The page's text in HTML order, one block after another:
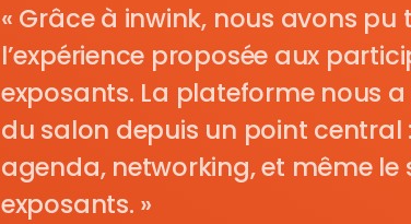
Grâce à inwink, nous avons
l’expérience proposée aux
exposants. La plateforme nous
du salon depuis un point central
agenda, networking, et même le
exposants.